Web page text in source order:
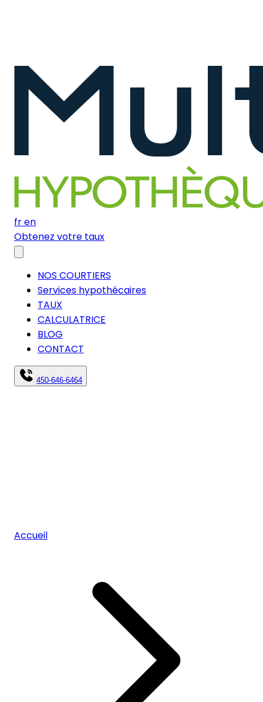
fren
Obtenez votre taux
NOS COURTIERS
Services hypothécaires
TAUX
CALCULATRICE
BLOG
CONTACT
450-646-6464
Accueil